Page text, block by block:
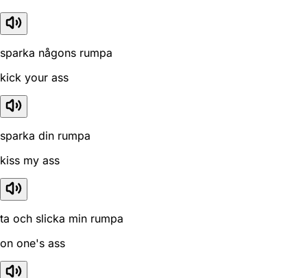
sparka någons rumpa
kick your ass
sparka din rumpa
kiss my ass
ta och slicka min rumpa
on one's ass